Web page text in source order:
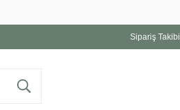
Sipariş Takibi